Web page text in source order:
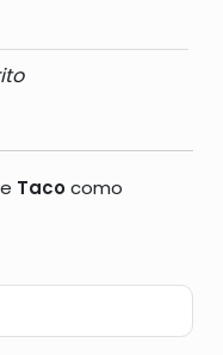
Tacocomo